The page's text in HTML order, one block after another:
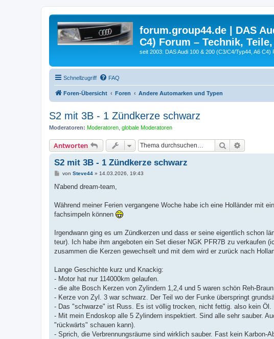
forum.group44.de | DAS
C4) Forum – Technik,
seit 2003: DAS Audi 100 & 200 (C3/C4/Typ44, A6 C4)
Schnellzugriff FAQ
Foren-Übersicht Foren Andere Automarken und Typen
S2 mit 3B - 1 Zündkerze schwarz
Moderatoren: Moderatoren globale Moderatoren
Antworten Suche
S2 mit 3B - 1 Zündkerze schwarz
B
i
a
von Steve44» 14.03.2026, 19:43
N'abend dream-team,
Während meiner Ferien vergangene Woche habe ich eine Holländer mit
fachsimpeln können
Irgendwann ging es um Zündkerzen und dass er seine eigentlich schon
teur). Ich habe ihm angeboten ein Set dieser NGK PFR7B zu verkaufen
zusammen die Kerzen gewechselt und mit dem wird er zurück nach
Lange Geschichte kurz und Knackig:
- Motor hat nur 114000km gelaufen.
- die alte Bosch Kerzen von Zylindern 1,2,4 und 5 waren schön Reh-
- Kerze von Zyl. 3 war schwarz. Der Teil wo der Funke überspringt
- Das "schwarze" ist Russ. Es ist völlig trocken, nicht fettig. also kein Öl.
- Mit mein Endoskop alle 5 Zylindern inspektiert. Sind alle sehr sauber.
"rückwärts" schauen kann).
- Sprich, die Verbrennungsräume sind wirklich sauber. Fast kein Karbon-